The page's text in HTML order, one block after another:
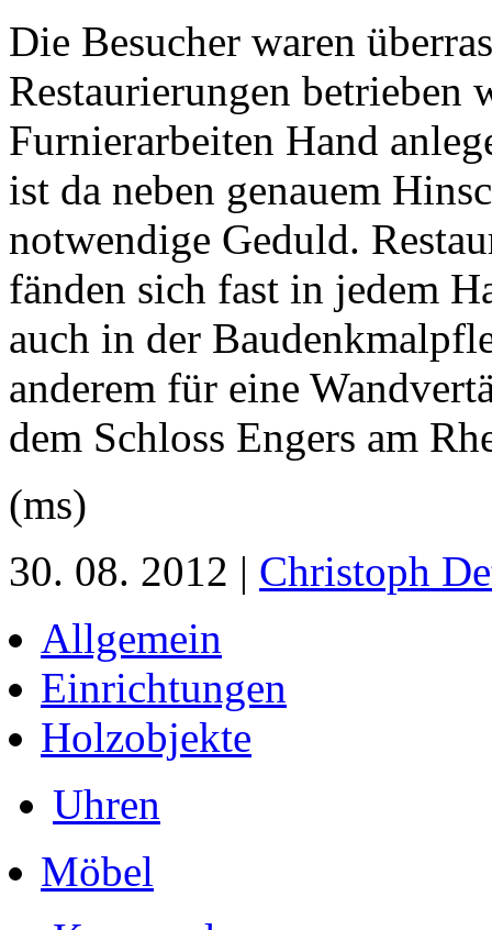
Die Besucher waren
Restaurierungen betrieben
Furnierarbeiten Hand
ist da neben genauem
notwendige Geduld.
fänden sich fast in jedem
auch in der
anderem für eine
dem Schloss Engers am
(ms)
30. 08. 2012 | Christoph
Allgemein
Einrichtungen
Holzobjekte
Uhren
Möbel